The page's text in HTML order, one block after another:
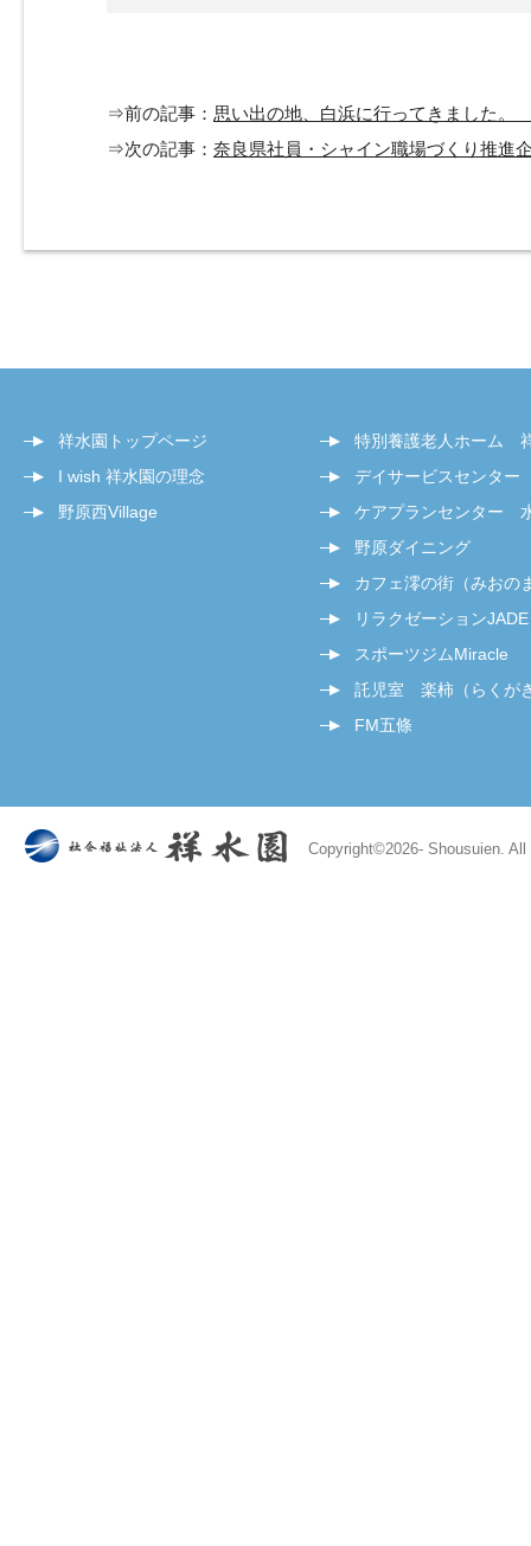
⇒前の記事： 思い出の地、白浜に行ってきました。
⇒次の記事： 奈良県社員・シャイン職場づくり推進
祥水園トップページ
I wish 祥水園の理念
野原西Village
特別養護老人ホーム
デイサービスセンタ
ケアプランセンター
野原ダイニング
カフェ澪の街（みおの
リラクゼーションJADE
スポーツジムMiracle
託児室 楽柿（らくが
FM五條
Copyright©2026- Shousuien.